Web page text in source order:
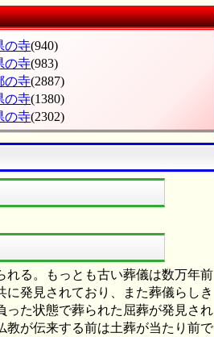
の寺(940)
の寺(983)
の寺(2887)
の寺(1380)
の寺(2302)
る。もっとも古い葬儀は数万年前
発見されており、また葬儀らしき
った状態で葬られた屈葬が発見され
教が伝来する前は土葬が当たり前で